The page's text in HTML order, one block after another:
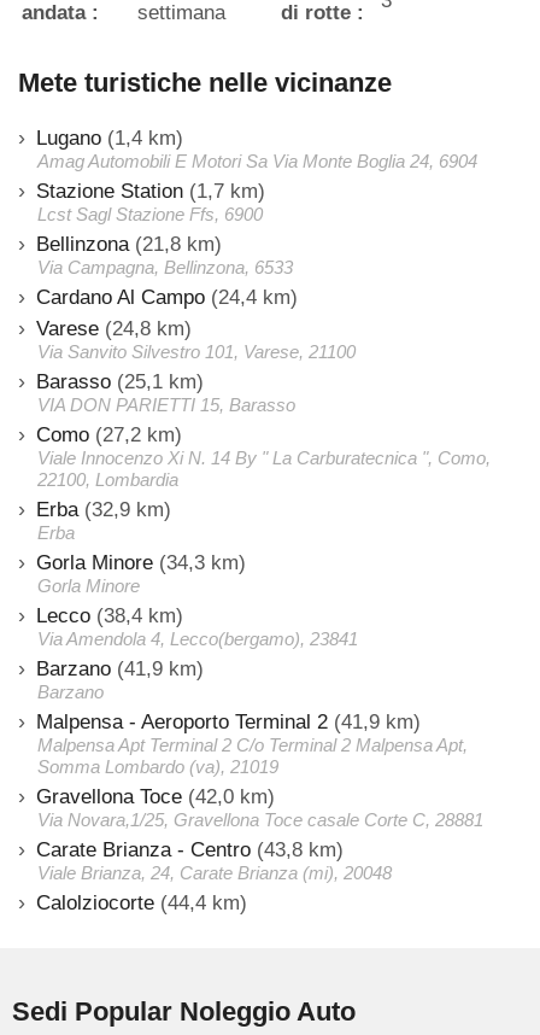
andata : settimana di rotte :
Mete turistiche nelle vicinanze
Lugano (1,4 km)
Amag Automobili E Motori Sa Via Monte Boglia 24, 6904
Stazione Station (1,7 km)
Lcst Sagl Stazione Ffs, 6900
Bellinzona(21,8 km)
Via Campagna, Bellinzona, 6533
Cardano Al Campo (24,4 km)
Varese (24,8 km)
Via Sanvito Silvestro 101, Varese, 21100
Barasso (25,1 km)
VIA DON PARIETTI 15, Barasso
Como (27,2 km)
Viale Innocenzo Xi N. 14 By " La Carburatecnica ", Como,
22100, Lombardia
Erba(32,9 km)
Erba
Gorla Minore (34,3 km)
Gorla Minore
Lecco (38,4 km)
Via Amendola 4, Lecco(bergamo), 23841
Barzano (41,9 km)
Barzano
Malpensa - Aeroporto Terminal 2 (41,9 km)
Malpensa Apt Terminal 2 C/o Terminal 2 Malpensa Apt,
Somma Lombardo (va), 21019
Gravellona Toce (42,0 km)
Via Novara,1/25, Gravellona Toce casale Corte C, 28881
Carate Brianza - Centro (43,8 km)
Viale Brianza, 24, Carate Brianza (mi), 20048
Calolziocorte (44,4 km)
Sedi Popular Noleggio Auto